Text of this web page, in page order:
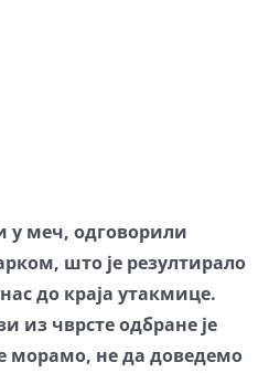
у меч, одговорили
што је резултирало
до краја утакмице.
из чврсте одбране је
морамо, не да доведемо